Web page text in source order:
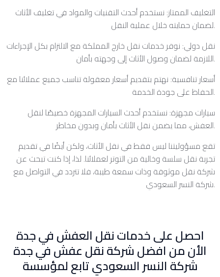
التغليف الممتاز: نستخدم أحدث التقنيات والمواد في تغليف الأثاث
لضمان حمايته خلال عملية النقل.
نقل دولي: نوفر خدمات نقل خارج المملكة مع الالتزام بكل الإجراءات
اللازمة لضمان وصول الأثاث إلى وجهته بأمان.
أسعار تنافسية: نهتم بتقديم أسعار معقولة تناسب جميع عملائنا مع
الحفاظ على جودة الخدمة.
سيارات مجهزة: نستخدم أحدث السيارات المجهزة خصيصًا لنقل
العفش، مما يضمن نقل الأثاث بأمان وبدون مخاطر.
تقع مسؤوليتنا ليس فقط في نقل الأثاث، ولكن أيضًا في تقديم
تجربة نقل سلسة وخالية من التوتر لعملائنا. لذا، إذا كنت تبحث عن
شركة نقل موثوقة وذات سمعة طيبة، فلا تتردد في التواصل مع
شركة النسر السعودي.
احصل على خدمات نقل العفش في جدة
الأن من افضل شركة نقل عفش في جدة
شركة النسر السعودي تابع لمؤسسة